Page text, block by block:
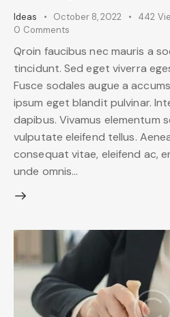
Ideas October 8, 2022 442
0 Comments
Qroin faucibus nec mauris a
tincidunt. Sed eget viverra
Fusce sodales augue a
ipsum eget blandit pulvinar.
dapibus. Vivamus elementum
vulputate eleifend tellus.
consequat vitae, eleifend ac,
unde omnis…